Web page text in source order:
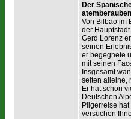
Der
Von Bilbao im
der
Gerd Lorenz
seinen
er begegnete
mit seinen
Insgesamt
selten alleine,
Er hat schon
Deutschen
Pilgerreise
versuchen